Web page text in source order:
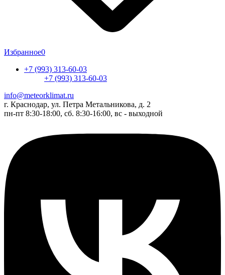
Избранное0
+7 (993) 313-60-03
+7 (993) 313-60-03
info@meteorklimat.ru
г. Краснодар, ул. Петра Метальникова, д. 2
пн-пт 8:30-18:00, сб. 8:30-16:00, вс - выходной